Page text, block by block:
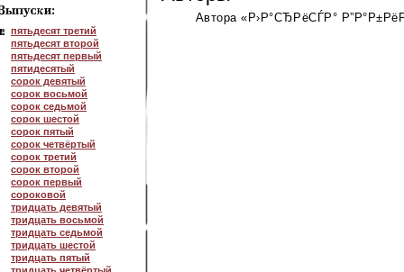
пятьдесят третий
пятьдесят второй
пятьдесят первый
пятидесятый
сорок девятый
сорок восьмой
сорок седьмой
сорок шестой
сорок пятый
сорок четвёртый
сорок третий
сорок второй
сорок первый
сороковой
тридцать девятый
тридцать восьмой
тридцать седьмой
тридцать шестой
тридцать пятый
Автора «Р›Р°СЂРёСЃР°